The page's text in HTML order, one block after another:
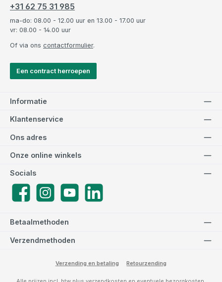
+31 62 75 31 985
ma-do: 08.00 - 12.00 uur en 13.00 - 17.00 uur
vr: 08.00 - 14.00 uur
Of via ons contactformulier.
Een contract herroepen
Informatie
Klantenservice
Betaalmethoden
Verzendmethoden
Ons adres
Socials
FacebookInstagramYouTube
Onze online winkels
Verzending en betaling Retourzending